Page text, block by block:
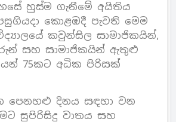
හුස්ම ගැනීමේ අයිතිය
කොළඹදී පැවති මෙම
කවුන්සිල සාමාජිකයින්,
සහ සාමාජිකයින් ඇතුළු
75කට අධික පිරිසක්
පෙනහළු දිනය සඳහා වන
සුපිරිසිදු වාතය සහ